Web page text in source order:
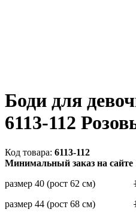
Боди для
6113-112
6113-112
Минимальный заказ на сайте
размер 40 (рост 62 см)
размер 44 (рост 68 см)